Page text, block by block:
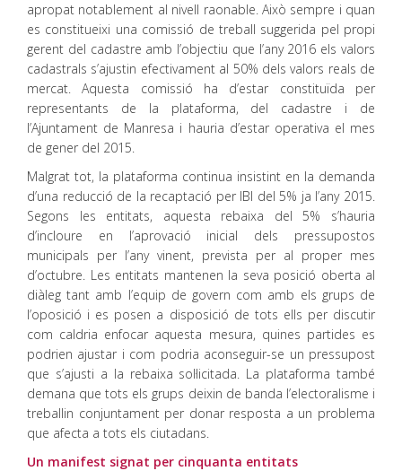
apropat notablement al nivell raonable. Això sempre i quan
es constitueixi una comissió de treball suggerida pel propi
gerent del cadastre amb l’objectiu que l’any 2016 els valors
cadastrals s’ajustin efectivament al 50% dels valors reals de
mercat. Aquesta comissió ha d’estar constituïda per
representants de la plataforma, del cadastre i de
l’Ajuntament de Manresa i hauria d’estar operativa el mes
de gener del 2015.
Malgrat tot, la plataforma continua insistint en la demanda
d’una reducció de la recaptació per IBI del 5% ja l’any 2015.
Segons les entitats, aquesta rebaixa del 5% s’hauria
d’incloure en l’aprovació inicial dels pressupostos
municipals per l’any vinent, prevista per al proper mes
d’octubre. Les entitats mantenen la seva posició oberta al
diàleg tant amb l’equip de govern com amb els grups de
l’oposició i es posen a disposició de tots ells per discutir
com caldria enfocar aquesta mesura, quines partides es
podrien ajustar i com podria aconseguir-se un pressupost
que s’ajusti a la rebaixa sol·licitada. La plataforma també
demana que tots els grups deixin de banda l’electoralisme i
treballin conjuntament per donar resposta a un problema
que afecta a tots els ciutadans.
Un manifest signat per cinquanta entitats